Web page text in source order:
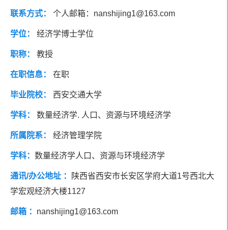
联系方式： 个人邮箱：nanshijing1@163.com
学位： 经济学博士学位
职称： 教授
在职信息： 在职
毕业院校： 西安交通大学
学科： 数量经济学. 人口、资源与环境经济学
所属院系： 经济管理学院
学科： 数量经济学人口、资源与环境经济学
通讯/办公地址 ：
陕西省西安市长安区学府大道1号西北大
学宏观经济大楼1127
邮箱 ： nanshijing1@163.com